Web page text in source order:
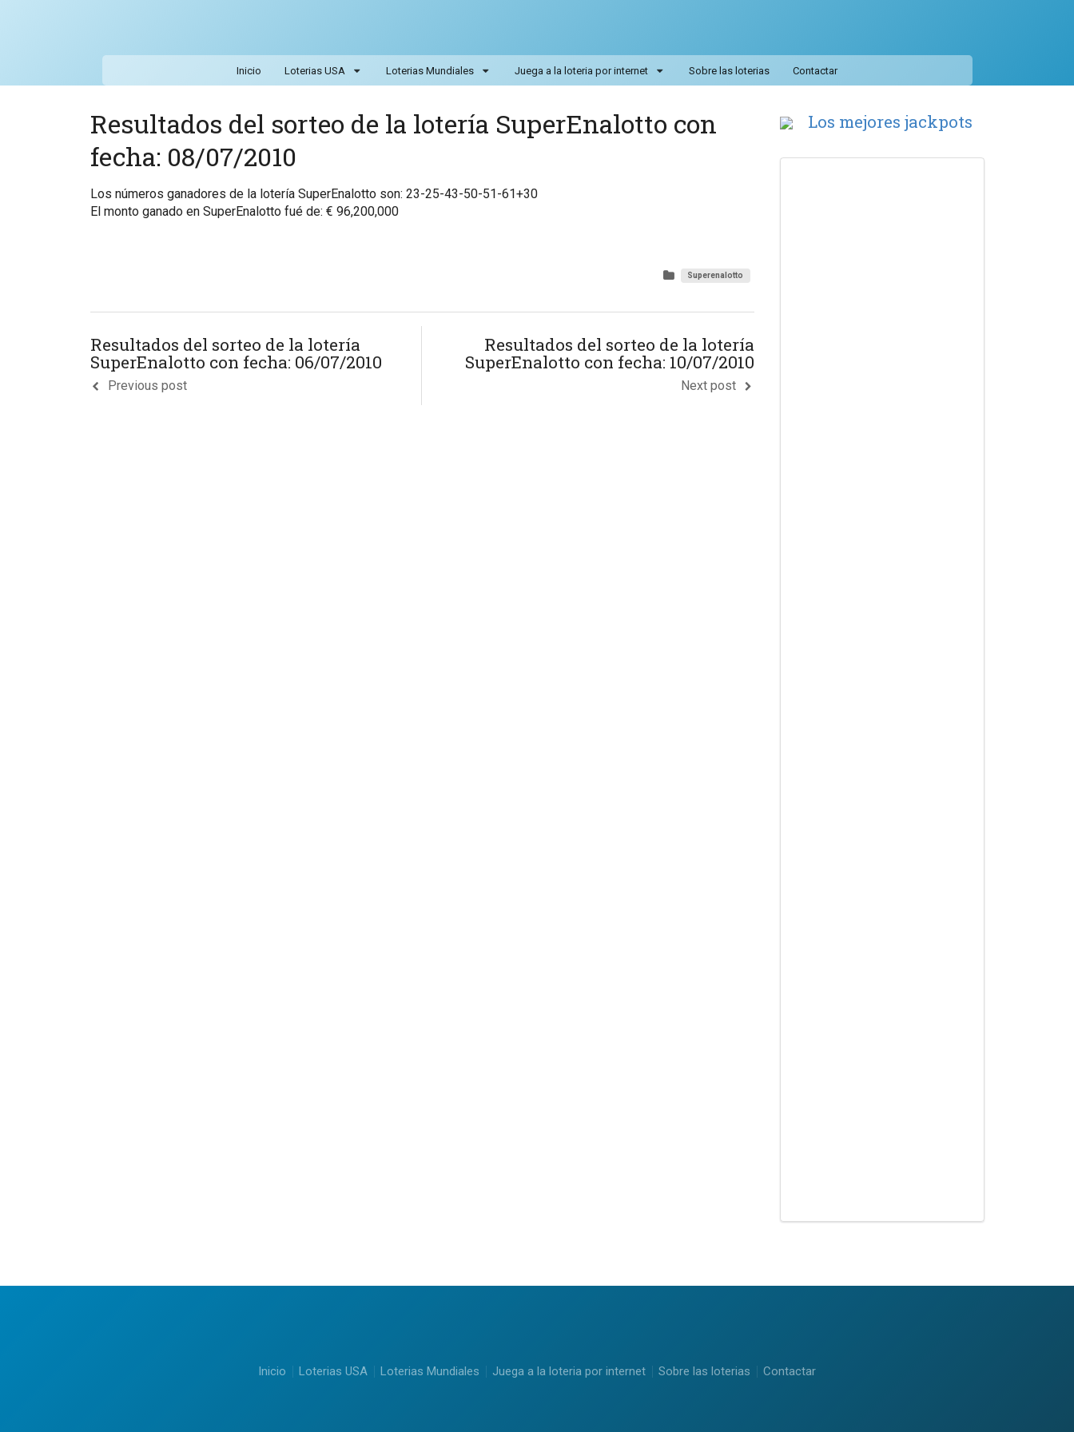
Inicio Loterias USA Loterias Mundiales Juega a la loteria por internet Sobre las loterias Contactar
Resultados del sorteo de la lotería SuperEnalotto con
fecha: 08/07/2010
Los números ganadores de la lotería SuperEnalotto son: 23-25-43-50-51-61+30
El monto ganado en SuperEnalotto fué de: € 96,200,000
Superenalotto
Resultados del sorteo de la lotería
SuperEnalotto con fecha: 06/07/2010
Previous post
Resultados del sorteo de la lotería
SuperEnalotto con fecha: 10/07/2010
Next post
Los mejores jackpots
Inicio Loterias USA Loterias Mundiales Juega a la loteria por internet Sobre las loterias Contactar